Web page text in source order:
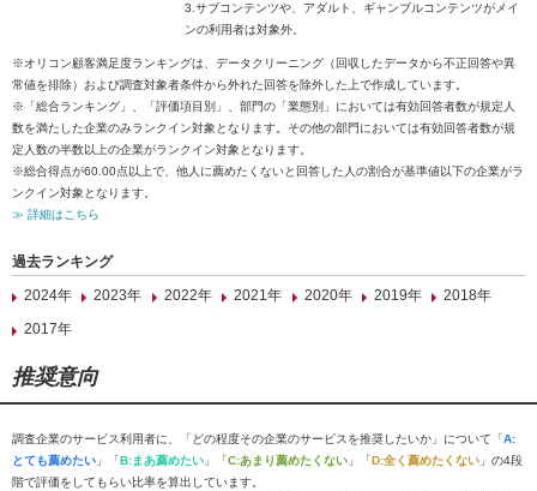
3.サブコンテンツや、アダルト、ギャンブルコンテンツがメイ
ンの利用者は対象外。
※オリコン顧客満足度ランキングは、データクリーニング（回収したデータから不正回答や異
常値を排除）および調査対象者条件から外れた回答を除外した上で作成しています。
※「総合ランキング」、「評価項目別」、部門の「業態別」においては有効回答者数が規定人
数を満たした企業のみランクイン対象となります。その他の部門においては有効回答者数が規
定人数の半数以上の企業がランクイン対象となります。
※総合得点が60.00点以上で、他人に薦めたくないと回答した人の割合が基準値以下の企業がラ
ンクイン対象となります。
≫ 詳細はこちら
過去ランキング
2024年
2023年 2022年 2021年 2020年 2019年
2018年
2017年
推奨意向
調査企業のサービス利用者に、「どの程度その企業のサービスを推奨したいか」について「A:
とても薦めたい 」「B:まあ薦めたい 」「C:あまり薦めたくない 」「D:全く薦めたくない 」の4段
階で評価をしてもらい比率を算出しています。